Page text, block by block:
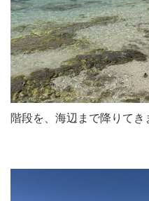
階段を、海辺まで降りてき